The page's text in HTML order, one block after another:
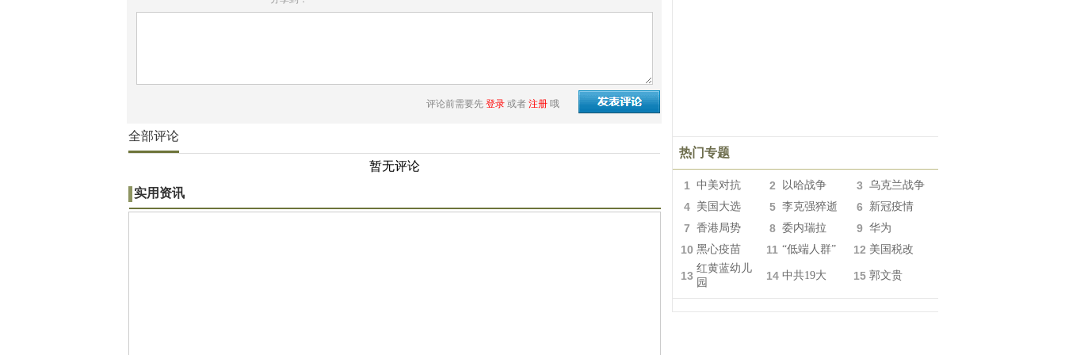
评论前需要先 登录 或者 注册 哦
全部评论
暂无评论
实用资讯
热门专题
1 中美对抗 2 以哈战争 3 乌克兰战争
4 美国大选 5 李克强猝逝 6 新冠疫情
7 香港局势 8 委内瑞拉 9 华为
10 黑心疫苗 11 “低端人群” 12 美国税改
13
红黄蓝幼儿
园
14 中共19大 15 郭文贵